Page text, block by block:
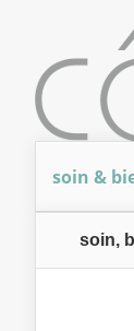
soin &
soin,